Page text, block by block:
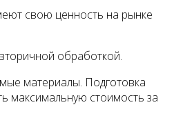
свою ценность на рынке
обработкой.
материалы. Подготовка
максимальную стоимость за